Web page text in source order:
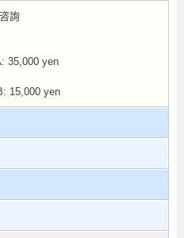
詢
35,000 yen
15,000 yen